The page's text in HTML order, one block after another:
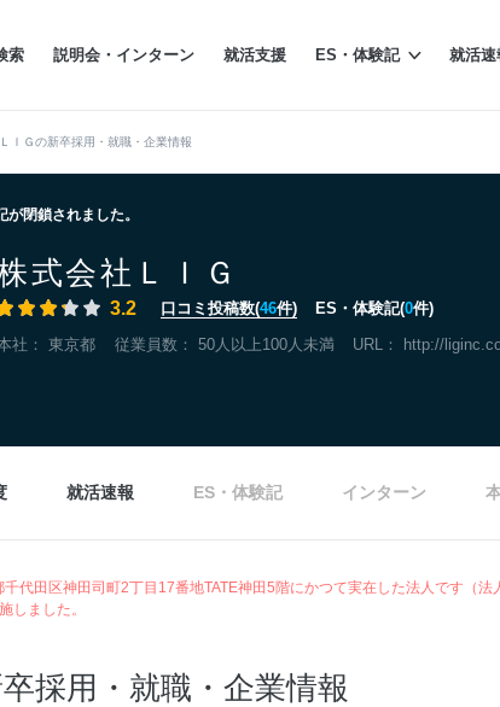
索 説明会・インターン 就活支援 ES・体験記 就活速
ＩＧの新卒採用・就職・企業情報
閉鎖されました。
式会社ＬＩＧ
3.2 口コミ投稿数(46件) ES・体験記(0件)
社： 東京都 従業員数： 50人以上100人未満 URL： http://
就活速報 ES・体験記 インターン
代田区神田司町2丁目17番地TATE神田5階にかつて実在した法人です（
しました。
採用・就職・企業情報